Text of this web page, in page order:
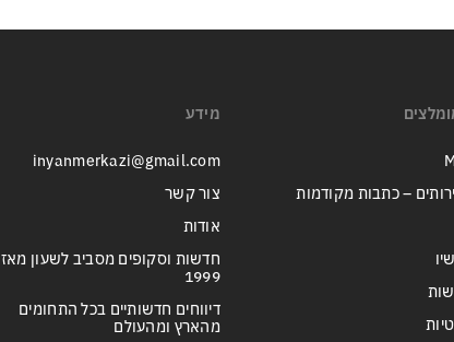
– כתבות מקודמות
מידע
inyanmerkazi@gmail.com
צור קשר
אודות
חדשות וסקופים מסביב לשעון מאז
1999
דיווחים חדשותיים בכל התחומים
מהארץ ומהעולם